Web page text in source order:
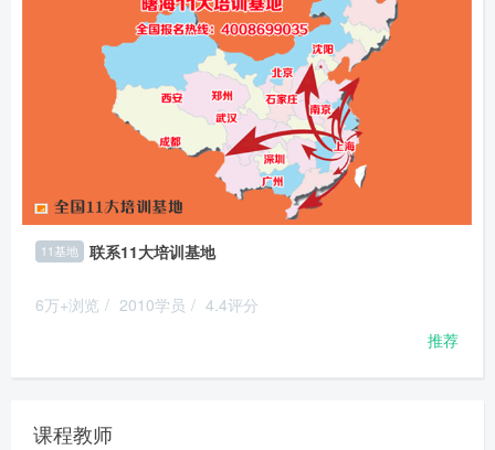
11基地 联系11大培训基地
6万+浏览 / 2010学员 / 4.4评分
推荐
课程教师